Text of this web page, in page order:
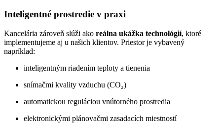
Inteligentné prostredie v praxi
Kancelária zároveň slúži ako reálna ukážka technológií, ktoré
implementujeme aj u našich klientov. Priestor je vybavený
napríklad:
inteligentným riadením teploty a tienenia
snímačmi kvality vzduchu (CO₂)
automatickou reguláciou vnútorného prostredia
elektronickými plánovačmi zasadacích miestností